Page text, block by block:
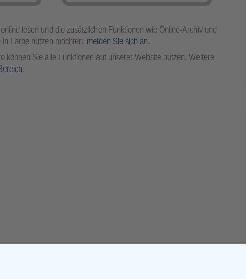
online lesen und die zusätzlichen Funktionen wie Online-Archiv und
Farbe nutzen möchten, melden Sie sich an.
können Sie alle Funktionen auf unserer Website nutzen. Weitere
.